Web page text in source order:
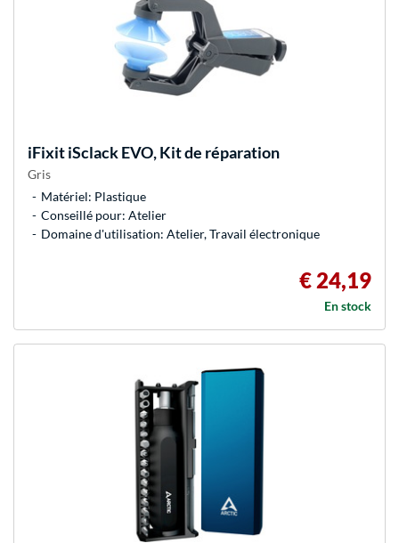
iFixitiSclack EVO, Kit de réparation
Gris
Matériel: Plastique
Conseillé pour: Atelier
Domaine d'utilisation: Atelier, Travail électronique
€ 24,19
En stock